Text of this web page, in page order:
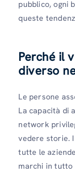
pubblico, ogni
queste
Perché il
diverso
Le persone
La capacità di
network
vedere storie.
tutte le
marchi in tutto